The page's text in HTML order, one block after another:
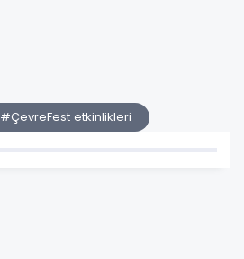
#ÇevreFest etkinlikleri